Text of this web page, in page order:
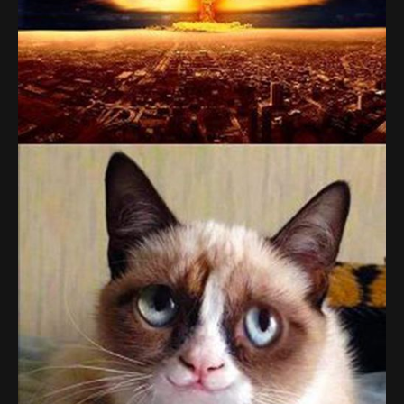
Reklamer
Rusland
Sketches & Stand-Up
Skjult Kamera & Pranks
Syge Skills
TV & Film
Bedst bedømte
Flest visninger
Mest omtalte
Billeder
Nyeste billeder
Biler & Motor
Computere